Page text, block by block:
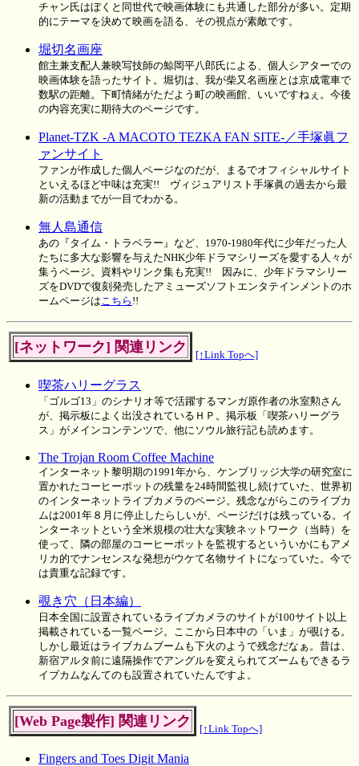
チャン氏はぼくと同世代で映画体験にも共通した部分が多い。定期
的にテーマを決めて映画を語る、その視点が素敵です。
堀切名画座
館主兼支配人兼映写技師の鯨岡平八郎氏による、個人シアターでの
映画体験を語ったサイト。堀切は、我が柴又名画座とは京成電車で
数駅の距離。下町情緒がただよう町の映画館、いいですねぇ。今後
の内容充実に期待大のページです。
Planet-TZK -A MACOTO TEZKA FAN SITE-／手塚眞フ
ァンサイト
ファンが作成した個人ページなのだが、まるでオフィシャルサイト
といえるほど中味は充実!! ヴィジュアリスト手塚眞の過去から最
新の活動までが一目でわかる。
無人島通信
あの『タイム・トラベラー』など、1970-1980年代に少年だった人
たちに多大な影響を与えたNHK少年ドラマシリーズを愛する人々が
集うページ。資料やリンク集も充実!! 因みに、少年ドラマシリー
ズをDVDで復刻発売したアミューズソフトエンタテインメントのホ
ームページはこちら !!
[ネットワーク] 関連リンク [↑Link Topへ]
喫茶ハリーグラス
「ゴルゴ13」のシナリオ等で活躍するマンガ原作者の氷室勲さん
が、掲示板によく出没されているＨＰ。掲示板「喫茶ハリーグラ
ス」がメインコンテンツで、他にソウル旅行記も読めます。
The Trojan Room Coffee Machine
インターネット黎明期の1991年から、ケンブリッジ大学の研究室に
置かれたコーヒーポットの残量を24時間監視し続けていた、世界初
のインターネットライブカメラのページ。残念ながらこのライブカ
ムは2001年８月に停止したらしいが、ページだけは残っている。イ
ンターネットという全米規模の壮大な実験ネットワーク（当時）を
使って、隣の部屋のコーヒーポットを監視するといういかにもアメ
リカ的でナンセンスな発想がウケて名物サイトになっていた。今で
は貴重な記録です。
覗き穴（日本編）
日本全国に設置されているライブカメラのサイトが100サイト以上
掲載されている一覧ページ。ここから日本中の「いま」が覗ける。
しかし最近はライブカムブームも下火のようで残念だなぁ。昔は、
新宿アルタ前に遠隔操作でアングルを変えられてズームもできるラ
イブカムなんてのも設置されていたんですよ。
[Web Page製作] 関連リンク [↑Link Topへ]
Fingers and Toes Digit Mania